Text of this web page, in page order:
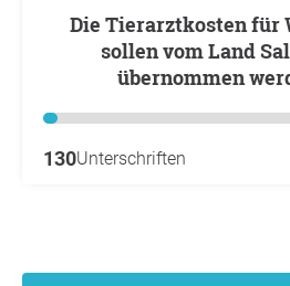
Die Tierarztkosten für Wildtiere
sollen vom Land
übernommen
130Unterschriften